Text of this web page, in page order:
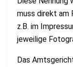
muss direkt am
z.B. im
jeweilige
Das